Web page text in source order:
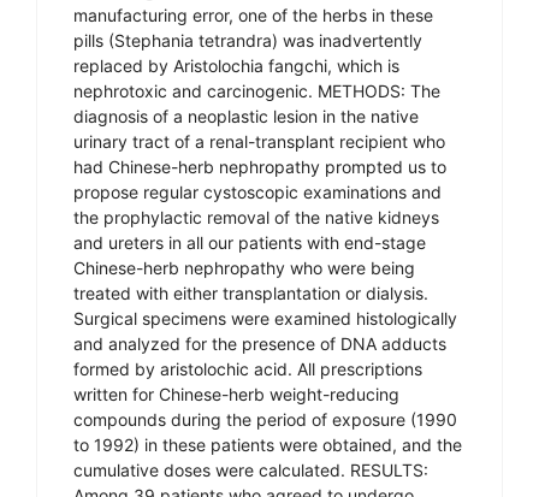
manufacturing error, one of the herbs in these
pills (Stephania tetrandra) was inadvertently
replaced by Aristolochia fangchi, which is
nephrotoxic and carcinogenic. METHODS: The
diagnosis of a neoplastic lesion in the native
urinary tract of a renal-transplant recipient who
had Chinese-herb nephropathy prompted us to
propose regular cystoscopic examinations and
the prophylactic removal of the native kidneys
and ureters in all our patients with end-stage
Chinese-herb nephropathy who were being
treated with either transplantation or dialysis.
Surgical specimens were examined histologically
and analyzed for the presence of DNA adducts
formed by aristolochic acid. All prescriptions
written for Chinese-herb weight-reducing
compounds during the period of exposure (1990
to 1992) in these patients were obtained, and the
cumulative doses were calculated. RESULTS: